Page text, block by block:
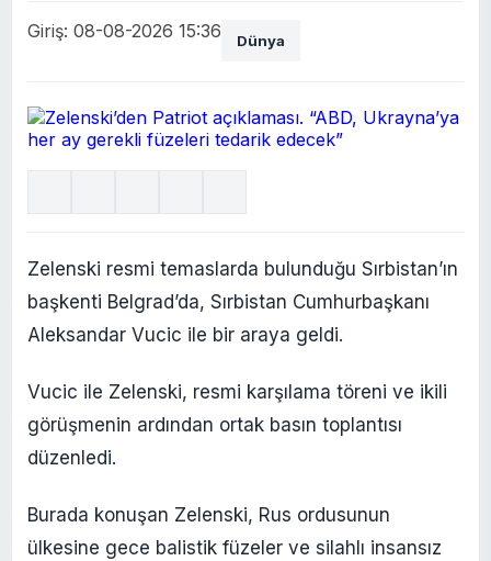
Giriş: 08-08-2026 15:36 Dünya
Zelenski resmi temaslarda bulunduğu Sırbistan’ın
başkenti Belgrad’da, Sırbistan Cumhurbaşkanı
Aleksandar Vucic ile bir araya geldi.
Vucic ile Zelenski, resmi karşılama töreni ve ikili
görüşmenin ardından ortak basın toplantısı
düzenledi.
Burada konuşan Zelenski, Rus ordusunun
ülkesine gece balistik füzeler ve silahlı insansız